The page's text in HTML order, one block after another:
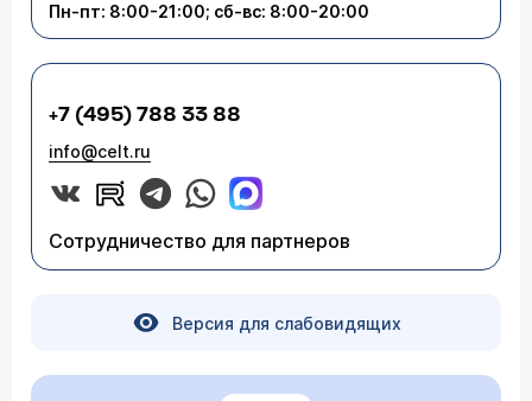
Пн-пт: 8:00-21:00; сб-вс: 8:00-20:00
+7 (495) 788 33 88
info@celt.ru
Сотрудничество для партнеров
Версия для слабовидящих